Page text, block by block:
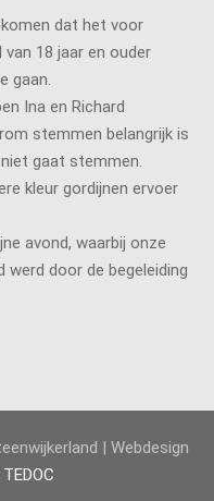
dat het voor
18 jaar en ouder
gaan.
Ina en Richard
stemmen belangrijk is
gaat stemmen.
kleur gordijnen ervoer
avond, waarbij onze
werd door de begeleiding
| Webdesign
TEDOC